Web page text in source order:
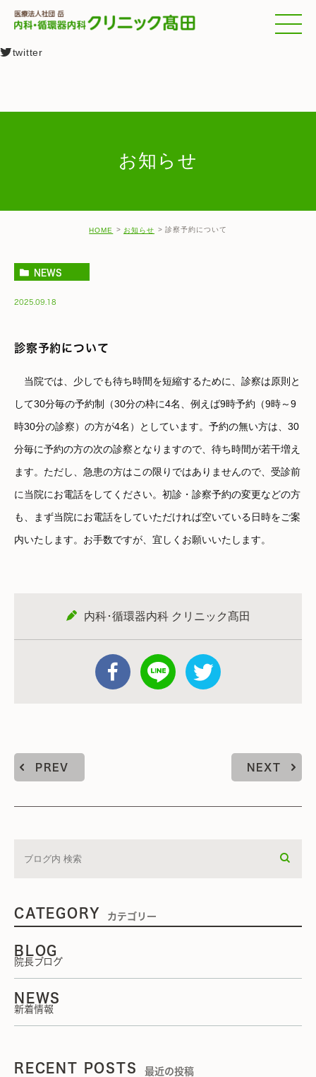
facebook
Line
twitter
お知らせ
HOME お知らせ 診察予約について
NEWS
2025.09.18
診察予約について
当院では、少しでも待ち時間を短縮するために、診察は原則と
して30分毎の予約制（30分の枠に4名、例えば9時予約（9時～9
時30分の診察）の方が4名）としています。予約の無い方は、30
分毎に予約の方の次の診察となりますので、待ち時間が若干増え
ます。ただし、急患の方はこの限りではありませんので、受診前
に当院にお電話をしてください。初診・診察予約の変更などの方
も、まず当院にお電話をしていただければ空いている日時をご案
内いたします。お手数ですが、宜しくお願いいたします。
内科･循環器内科 クリニック髙田
PREV NEXT
CATEGORY カテゴリー
BLOG
院長ブログ
NEWS
新着情報
RECENT POSTS 最近の投稿